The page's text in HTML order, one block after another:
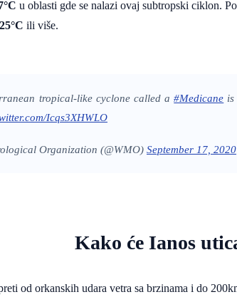
u oblasti gde se nalazi ovaj subtropski ciklon.
25°C ili više.
tropical-like cyclone called a#Medicane
Icqs3XHWLO
Organization (@WMO) September 17, 2020
Kako će Ianos
od orkanskih udara vetra sa brzinama i do